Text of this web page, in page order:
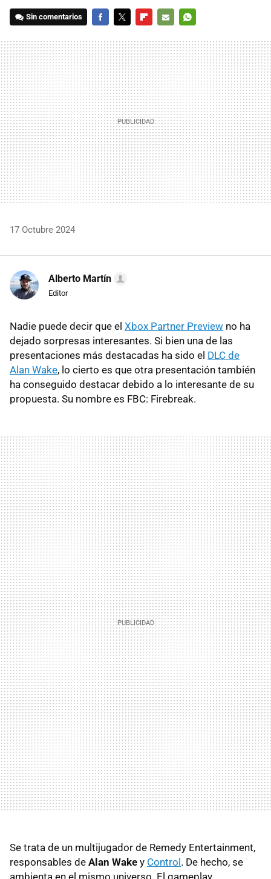
Sin comentarios
MAIL
17 Octubre 2024
Alberto Martín
Editor
Nadie puede decir que el Xbox Partner Preview no ha
dejado sorpresas interesantes. Si bien una de las
presentaciones más destacadas ha sido el DLC de
Alan Wake, lo cierto es que otra presentación también
ha conseguido destacar debido a lo interesante de su
propuesta. Su nombre es FBC: Firebreak.
Se trata de un multijugador de Remedy Entertainment,
responsables de Alan Wake y Control . De hecho, se